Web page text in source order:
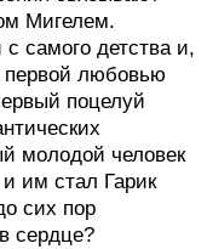
Мигелем.
самого детства и,
первой любовью
поцелуй
молодой человек
им стал Гарик
сих пор
сердце?